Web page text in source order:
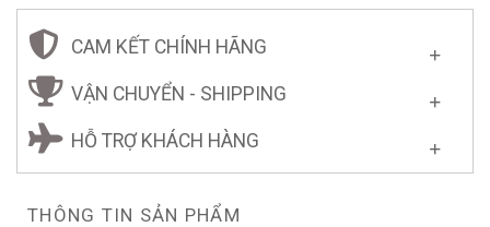
CAM KẾT CHÍNH HÃNG
VẬN CHUYỂN - SHIPPING
HỖ TRỢ KHÁCH HÀNG
THÔNG TIN SẢN PHẨM